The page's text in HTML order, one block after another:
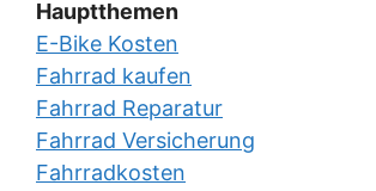
Hauptthemen
E-Bike Kosten
Fahrrad kaufen
Fahrrad Reparatur
Fahrrad Versicherung
Fahrradkosten